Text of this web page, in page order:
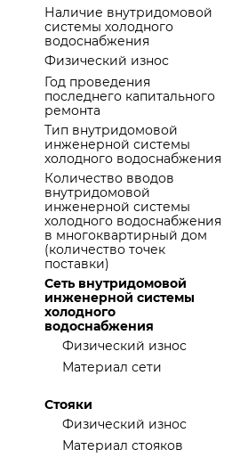
Наличие внутридомовой
системы холодного
водоснабжения
Физический износ
Год проведения
последнего капитального
ремонта
Тип внутридомовой
инженерной системы
холодного водоснабжения
Количество вводов
внутридомовой
инженерной системы
холодного водоснабжения
в многоквартирный дом
(количество точек
поставки)
Сеть внутридомовой
инженерной системы
холодного
водоснабжения
Физический износ
Материал сети
Стояки
Физический износ
Материал стояков